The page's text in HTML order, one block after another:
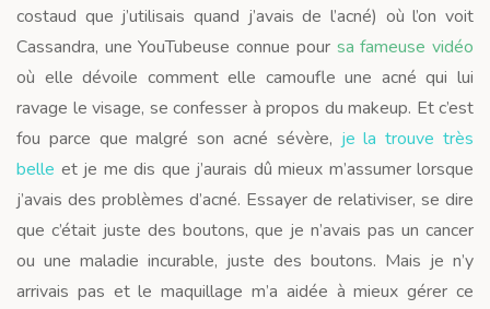
costaud que j’utilisais quand j’avais de l’acné) où l’on voit
Cassandra, une YouTubeuse connue pour sa fameuse vidéo
où elle dévoile comment elle camoufle une acné qui lui
ravage le visage, se confesser à propos du makeup. Et c’est
fou parce que malgré son acné sévère, je la trouve très
belle et je me dis que j’aurais dû mieux m’assumer lorsque
j’avais des problèmes d’acné. Essayer de relativiser, se dire
que c’était juste des boutons, que je n’avais pas un cancer
ou une maladie incurable, juste des boutons. Mais je n’y
arrivais pas et le maquillage m’a aidée à mieux gérer ce